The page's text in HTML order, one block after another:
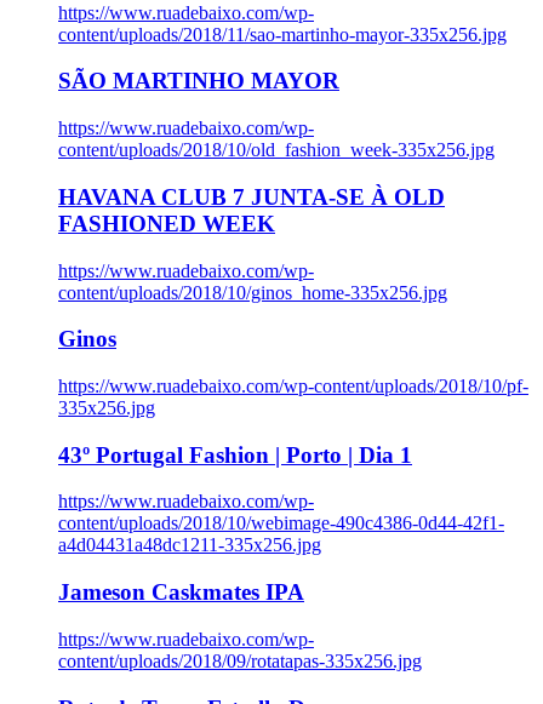
https://www.ruadebaixo.com/wp-
content/uploads/2018/11/sao-martinho-mayor-335x256.jpg
SÃO MARTINHO MAYOR
https://www.ruadebaixo.com/wp-
content/uploads/2018/10/old_fashion_week-335x256.jpg
HAVANA CLUB 7 JUNTA-SE À OLD
FASHIONED WEEK
https://www.ruadebaixo.com/wp-
content/uploads/2018/10/ginos_home-335x256.jpg
Ginos
https://www.ruadebaixo.com/wp-content/uploads/2018/10/pf-
335x256.jpg
43º Portugal Fashion | Porto | Dia 1
https://www.ruadebaixo.com/wp-
content/uploads/2018/10/webimage-490c4386-0d44-42f1-
a4d04431a48dc1211-335x256.jpg
Jameson Caskmates IPA
https://www.ruadebaixo.com/wp-
content/uploads/2018/09/rotatapas-335x256.jpg